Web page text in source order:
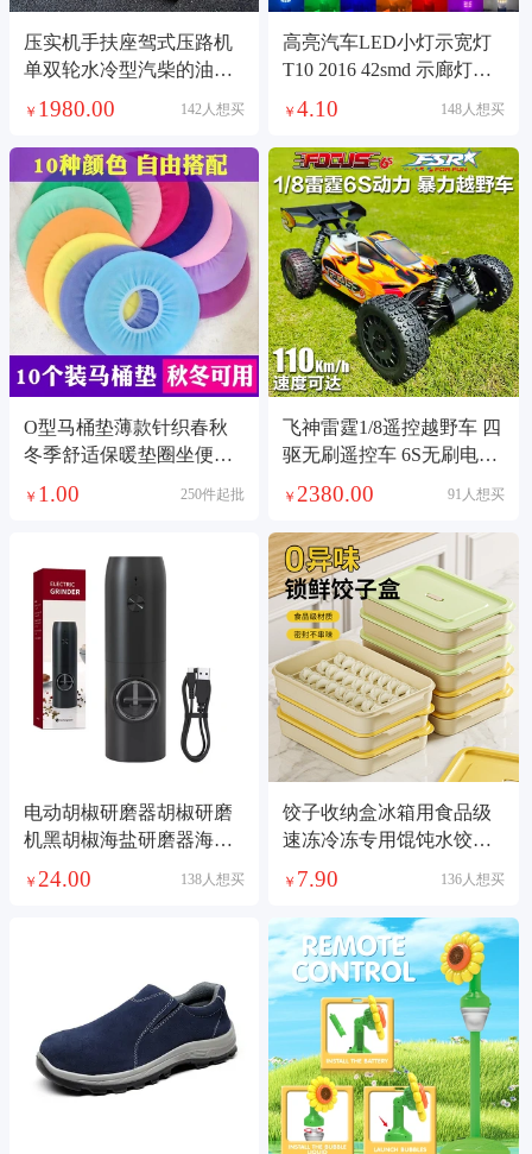
压实机手扶座驾式压路机
单双轮水冷型汽柴的油压
路机混凝土路面公路
￥ 1980.00 142人想买
高亮汽车LED小灯示宽灯
T10 2016 42smd 示廊灯牌
照灯阅读透镜
￥4.10 148人想买
O型马桶垫薄款针织春秋
冬季舒适保暖垫圈坐便垫
圈马桶套
￥ 1.00 250件起批
飞神雷霆1/8遥控越野车 四
驱无刷遥控车 6S无刷电越
比赛电越车模
￥2380.00 91人想买
电动胡椒研磨器胡椒研磨
机黑胡椒海盐研磨器海盐
研磨瓶家用胡椒磨
￥ 24.00 138人想买
饺子收纳盒冰箱用食品级
速冻冷冻专用馄饨水饺保
鲜整理神器
￥ 7.90 136人想买